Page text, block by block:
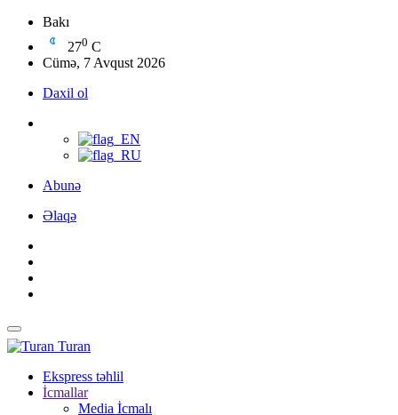
Bakı
270 C
Cümə, 7 Avqust 2026
Daxil ol
Abunə
Əlaqə
Turan
Ekspress təhlil
İcmallar
Media İcmalı